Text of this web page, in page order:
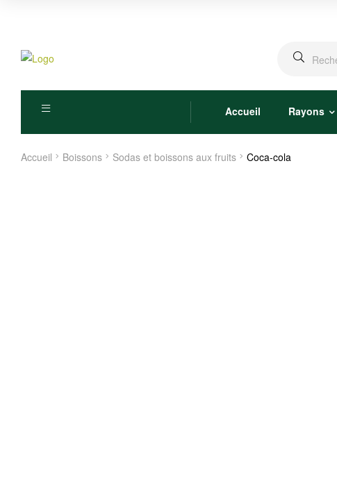
Recherche
Accueil Rayons
Accueil Boissons Sodas et boissons aux fruits Coca-cola